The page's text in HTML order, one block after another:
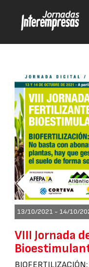
13/10/2021 - 14/10/
VIII Jornada